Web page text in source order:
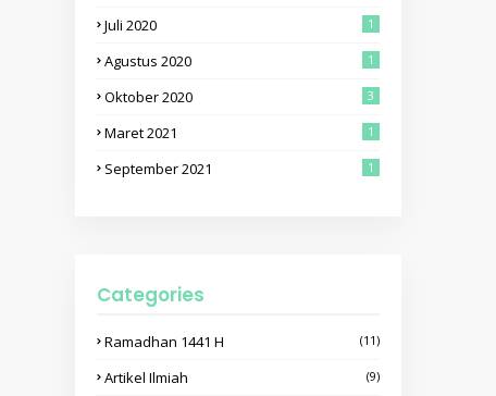
Juli 2020 1
Agustus 2020 1
Oktober 2020 3
Maret 2021 1
September 2021 1
Categories
Ramadhan 1441 H (11)
Artikel Ilmiah (9)